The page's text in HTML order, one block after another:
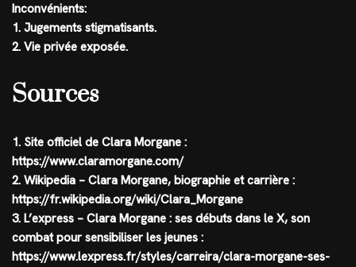
Inconvénients:
1. Jugements stigmatisants.
2. Vie privée exposée.
Sources
1. Site officiel de Clara Morgane :
https://www.claramorgane.com/
2. Wikipedia – Clara Morgane, biographie et carrière :
https://fr.wikipedia.org/wiki/Clara_Morgane
3. L’express – Clara Morgane : ses débuts dans le X, son
combat pour sensibiliser les jeunes :
https://www.lexpress.fr/styles/carreira/clara-morgane-ses-